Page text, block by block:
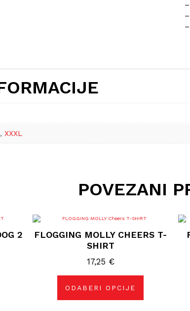
, XXXL
POVEZANI
2
FLOGGING MOLLY CHEERS T-
SHIRT
17,25 €
ODABERI OPCIJE
Ovaj
ima
varijanti.
se
odabrati
stranici
proizvoda